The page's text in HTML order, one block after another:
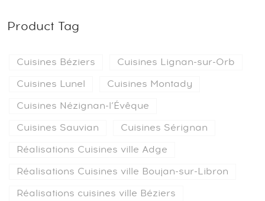
Product Tag
Cuisines Béziers
Cuisines Lignan-sur-Orb
Cuisines Lunel
Cuisines Montady
Cuisines Nézignan-l’Évêque
Cuisines Sauvian
Cuisines Sérignan
Réalisations Cuisines ville Adge
Réalisations Cuisines ville Boujan-sur-Libron
Réalisations cuisines ville Béziers